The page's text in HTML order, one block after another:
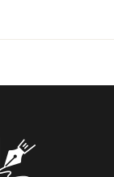
bút bi đã trở thành